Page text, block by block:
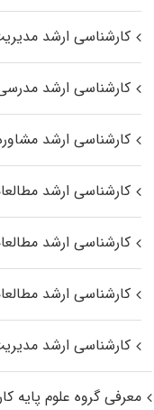
کارشناسی ارشد
کارشناسی ارشد
کارشناسی ارشد
کارشناسی ارشد
کارشناسی ارشد
کارشناسی ارشد
کارشناسی ارشد
معرفی گروه علوم پایه